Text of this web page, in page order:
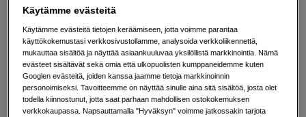
Valmistajan tuotekuva sivulla
Lisää tietoa
1 349 EUR
Käytämme evästeitä
Käytämme evästeitä tietojen keräämiseen, jotta voimme parantaa
käyttökokemustasi verkkosivustollamme, analysoida verkkoliikennettä,
mukauttaa sisältöä ja näyttää asiaankuuluvaa yksilöllistä markkinointia. Nämä
evästeet sisältävät sekä omia että ulkopuolisten kumppaneidemme kuten
Googlen evästeitä, joiden kanssa jaamme tietoja markkinoinnin
personoimiseksi. Tavoitteemme on näyttää sinulle aina sitä sisältöä, josta olet
todella kiinnostunut, jotta saat parhaan mahdollisen ostokokemuksen
verkkokaupassa. Napsauttamalla "Hyväksyn" voimme jatkossakin tarjota